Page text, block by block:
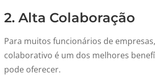
2. Alta Colaboração
Para muitos funcionários de
colaborativo é um dos melhores
pode oferecer.